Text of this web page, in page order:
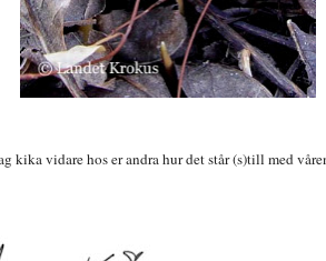
kika vidare hos er andra hur det står (s)till med